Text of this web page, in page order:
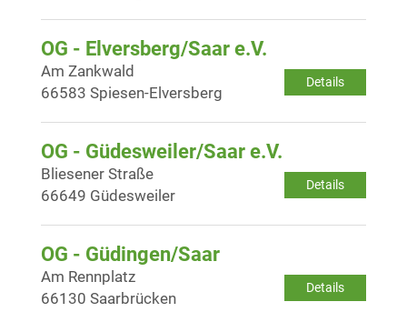
OG - Elversberg/Saar e.V.
Details
Am Zankwald
66583 Spiesen-Elversberg
OG - Güdesweiler/Saar e.V.
Details
Bliesener Straße
66649 Güdesweiler
OG - Güdingen/Saar
Details
Am Rennplatz
66130 Saarbrücken